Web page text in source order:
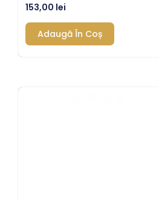
153,00 lei
Adaugă În Coș